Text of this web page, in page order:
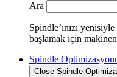
Ara
Spindle’ınızı
başlamak için
Spindle
Close Spindle